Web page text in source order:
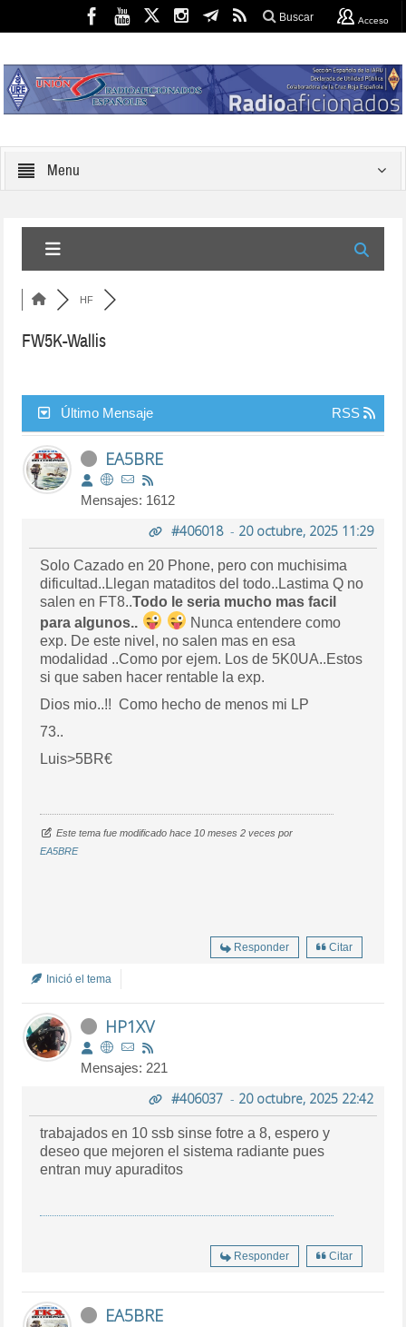
Buscar Acceso
Menu
HF
FW5K-Wallis
Último Mensaje RSS
EA5BRE
Mensajes: 1612
#406018- 20 octubre, 2025 11:29
Solo Cazado en 20 Phone, pero con muchisima
dificultad..Llegan mataditos del todo..Lastima Q no
salen en FT8..Todo le seria mucho mas facil
para algunos..
Nunca entendere como
exp. De este nivel, no salen mas en esa
modalidad ..Como por ejem. Los de 5K0UA..Estos
si que saben hacer rentable la exp.
Dios mio..!! Como hecho de menos mi LP
73..
Luis>5BR€
Este tema fue modificado hace 10 meses 2 veces por
EA5BRE
Responder Citar
Inició el tema
HP1XV
Mensajes: 221
#406037- 20 octubre, 2025 22:42
trabajados en 10 ssb sinse fotre a 8, espero y
deseo que mejoren el sistema radiante pues
entran muy apuraditos
Responder Citar
EA5BRE